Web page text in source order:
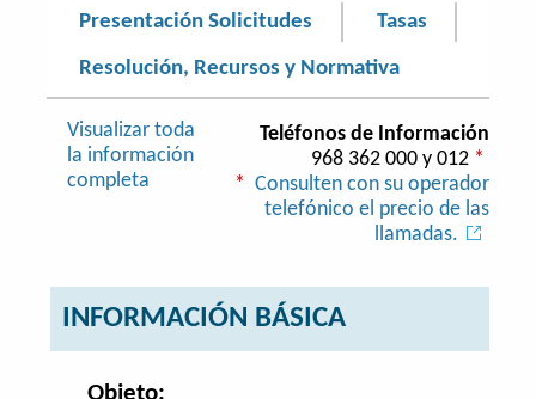
Presentación Solicitudes Tasas
Resolución, Recursos y Normativa
Visualizar toda
la información
completa
Teléfonos de Información
968 362 000 y 012 *
*
Consulten con su operador
telefónico el precio de las
llamadas.
INFORMACIÓN BÁSICA
Objeto: